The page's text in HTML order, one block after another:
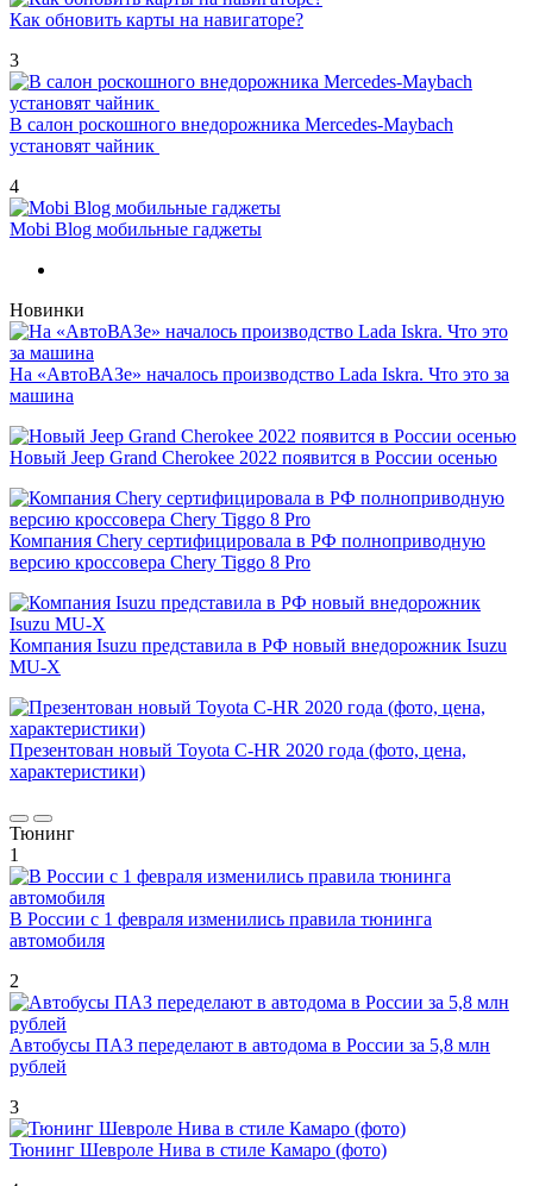
Как обновить карты на навигаторе?
3
В салон роскошного внедорожника Mercedes-Maybach
установят чайник
4
Mobi Blog мобильные гаджеты
Новинки
На «АвтоВАЗе» началось производство Lada Iskra. Что это за
машина
Новый Jeep Grand Cherokee 2022 появится в России осенью
Компания Chery сертифицировала в РФ полноприводную
версию кроссовера Chery Tiggo 8 Pro
Компания Isuzu представила в РФ новый внедорожник Isuzu
MU-X
Презентован новый Toyota C-HR 2020 года (фото, цена,
характеристики)
Тюнинг
1
В России с 1 февраля изменились правила тюнинга
автомобиля
2
Автобусы ПАЗ переделают в автодома в России за 5,8 млн
рублей
3
Тюнинг Шевроле Нива в стиле Камаро (фото)